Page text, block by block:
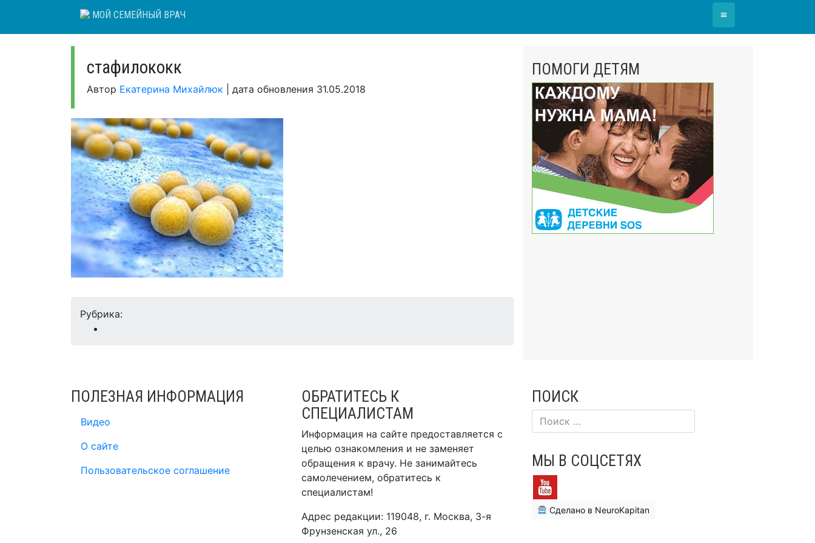
content
МОЙ СЕМЕЙНЫЙ ВРАЧ ≡
стафилококк
Автор Екатерина Михайлюк дата обновления 31.05.2018
Рубрика:
ПОМОГИ ДЕТЯМ
ПОЛЕЗНАЯ ИНФОРМАЦИЯ
Видео
О сайте
Пользовательское соглашение
ОБРАТИТЕСЬ К
СПЕЦИАЛИСТАМ
Информация на сайте предоставляется с
целью ознакомления и не заменяет
обращения к врачу. Не занимайтесь
самолечением, обратитесь к
специалистам!
Адрес редакции: 119048, г. Москва, 3-я
Фрунзенская ул., 26
ПОИСК
МЫ В СОЦСЕТЯХ
Сделано в NeuroKapitan